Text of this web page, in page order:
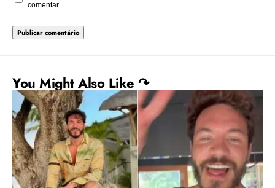
comentar.
You Might Also Like ↷